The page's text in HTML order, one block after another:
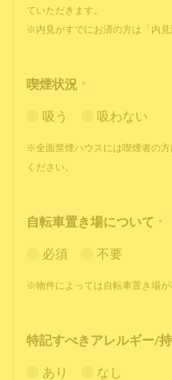
ていただきます。
※内見がすでにお済の方は「内見
喫煙状況 *
吸う 吸わない
※全面禁煙ハウスには喫煙者の
ください。
自転車置き場について *
必須 不要
※物件によっては自転車置き場が
特記すべきアレルギー/
あり なし